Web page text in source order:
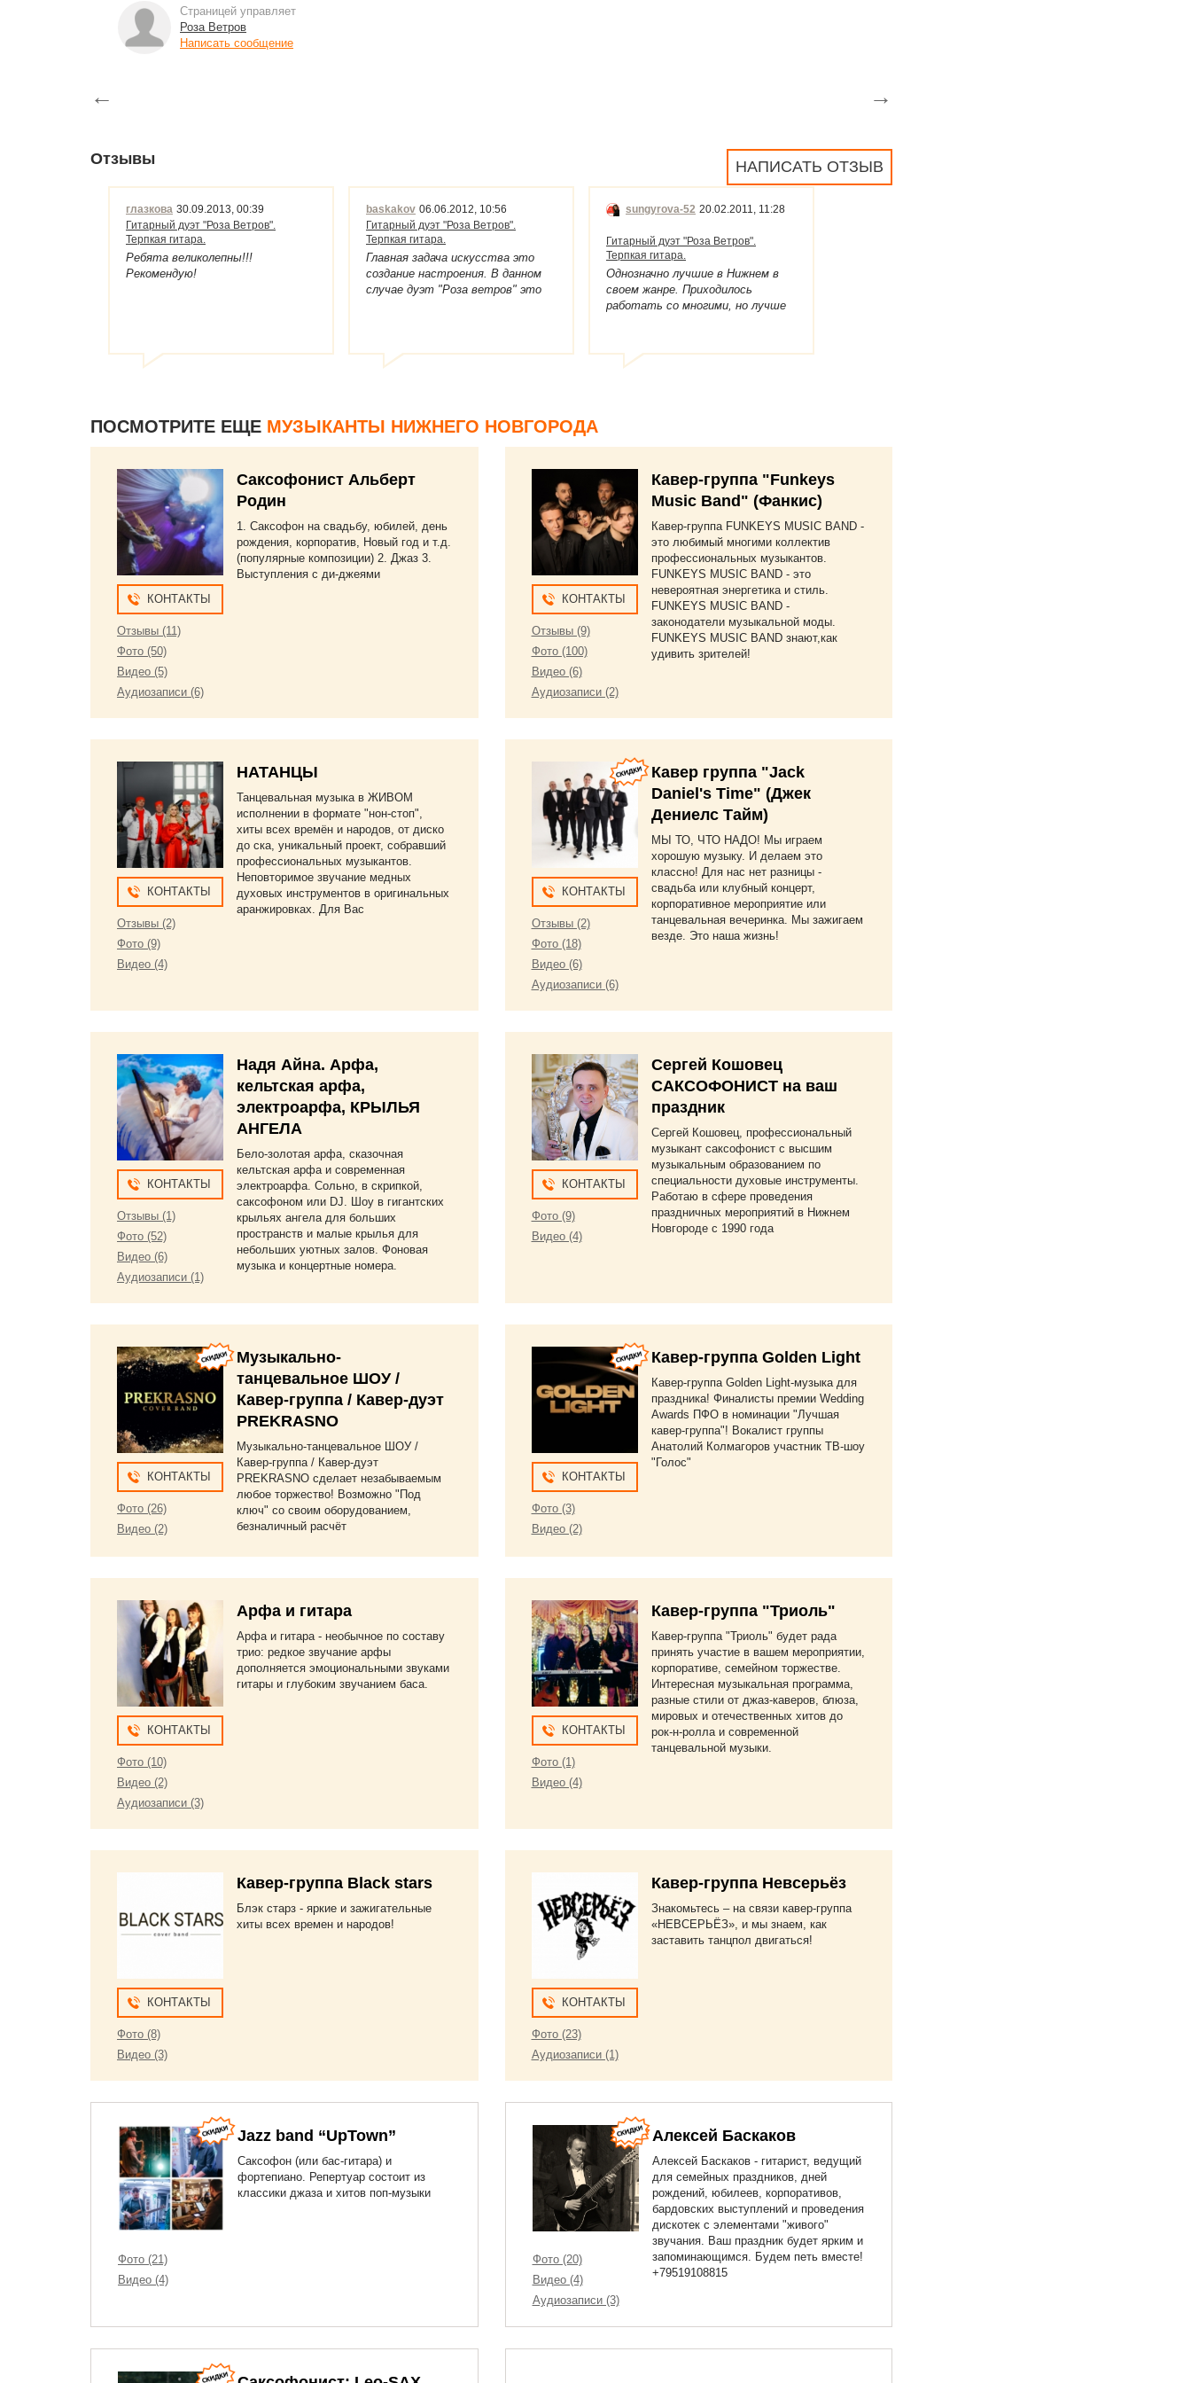
Страницей управляет
Роза Ветров
Написать сообщение
← →
НАПИСАТЬ ОТЗЫВ
Отзывы
глазкова 30.09.2013, 00:39
Гитарный дуэт "Роза Ветров".
Терпкая гитара.
Ребята великолепны!!!
Рекомендую!
baskakov 06.06.2012, 10:56
Гитарный дуэт "Роза Ветров".
Терпкая гитара.
Главная задача искусства это
создание настроения. В данном
случае дуэт "Роза ветров" это
результатом будет или светлая
грусть или искромётный вихрь
коллектив с прекрасными
музыкальными традициями!
Друзья, БРАВО!!!
sungyrova-52 20.02.2011, 11:28
Гитарный дуэт "Роза Ветров".
Терпкая гитара.
Однозначно лучшие в Нижнем в
своем жанре. Приходилось
работать со многими, но лучше
ПОСМОТРИТЕ ЕЩЕ МУЗЫКАНТЫ НИЖНЕГО НОВГОРОДА
КОНТАКТЫ
Отзывы (11)
Фото (50)
Видео (5)
Аудиозаписи (6)
Саксофонист Альберт
Родин
1. Саксофон на свадьбу, юбилей, день
рождения, корпоратив, Новый год и т.д.
(популярные композиции) 2. Джаз 3.
Выступления с ди-джеями
КОНТАКТЫ
Отзывы (9)
Фото (100)
Видео (6)
Аудиозаписи (2)
Кавер-группа "Funkeys
Music Band" (Фанкис)
Кавер-группа FUNKEYS MUSIC BAND -
это любимый многими коллектив
профессиональных музыкантов.
FUNKEYS MUSIC BAND - это
невероятная энергетика и стиль.
FUNKEYS MUSIC BAND -
законодатели музыкальной моды.
FUNKEYS MUSIC BAND знают,как
удивить зрителей!
КОНТАКТЫ
Отзывы (2)
Фото (9)
Видео (4)
НАТАНЦЫ
Танцевальная музыка в ЖИВОМ
исполнении в формате "нон-стоп",
хиты всех времён и народов, от диско
до ска, уникальный проект, собравший
профессиональных музыкантов.
Неповторимое звучание медных
духовых инструментов в оригинальных
аранжировках. Для Вас
КОНТАКТЫ
Отзывы (2)
Фото (18)
Видео (6)
Аудиозаписи (6)
Кавер группа "Jack
Daniel's Time" (Джек
Дениелс Тайм)
МЫ ТО, ЧТО НАДО! Мы играем
хорошую музыку. И делаем это
классно! Для нас нет разницы -
свадьба или клубный концерт,
корпоративное мероприятие или
танцевальная вечеринка. Мы зажигаем
везде. Это наша жизнь!
КОНТАКТЫ
Отзывы (1)
Фото (52)
Видео (6)
Аудиозаписи (1)
Надя Айна. Арфа,
кельтская арфа,
электроарфа, КРЫЛЬЯ
АНГЕЛА
Бело-золотая арфа, сказочная
кельтская арфа и современная
электроарфа. Сольно, в скрипкой,
саксофоном или DJ. Шоу в гигантских
крыльях ангела для больших
пространств и малые крылья для
небольших уютных залов. Фоновая
музыка и концертные номера.
КОНТАКТЫ
Фото (9)
Видео (4)
Сергей Кошовец
САКСОФОНИСТ на ваш
праздник
Сергей Кошовец, профессиональный
музыкант саксофонист с высшим
музыкальным образованием по
специальности духовые инструменты.
Работаю в сфере проведения
праздничных мероприятий в Нижнем
Новгороде с 1990 года
КОНТАКТЫ
Фото (26)
Видео (2)
Музыкально-
танцевальное ШОУ /
Кавер-группа / Кавер-дуэт
PREKRASNO
Музыкально-танцевальное ШОУ /
Кавер-группа / Кавер-дуэт
PREKRASNO сделает незабываемым
любое торжество! Возможно "Под
ключ" со своим оборудованием,
безналичный расчёт
КОНТАКТЫ
Фото (3)
Видео (2)
Кавер-группа Golden Light
Кавер-группа Golden Light-музыка для
праздника! Финалисты премии Wedding
Awards ПФО в номинации "Лучшая
кавер-группа"! Вокалист группы
Анатолий Колмагоров участник ТВ-шоу
"Голос"
КОНТАКТЫ
Фото (10)
Видео (2)
Аудиозаписи (3)
Арфа и гитара
Арфа и гитара - необычное по составу
трио: редкое звучание арфы
дополняется эмоциональными звуками
гитары и глубоким звучанием баса.
КОНТАКТЫ
Фото (1)
Видео (4)
Кавер-группа "Триоль"
Кавер-группа "Триоль" будет рада
принять участие в вашем мероприятии,
корпоративе, семейном торжестве.
Интересная музыкальная программа,
разные стили от джаз-каверов, блюза,
мировых и отечественных хитов до
рок-н-ролла и современной
танцевальной музыки.
КОНТАКТЫ
Фото (8)
Видео (3)
Кавер-группа Black stars
Блэк старз - яркие и зажигательные
хиты всех времен и народов!
КОНТАКТЫ
Фото (23)
Аудиозаписи (1)
Кавер-группа Невсерьёз
Знакомьтесь – на связи кавер-группа
«НЕВСЕРЬЁЗ», и мы знаем, как
заставить танцпол двигаться!
Фото (21)
Видео (4)
Jazz band “UpTown”
Саксофон (или бас-гитара) и
фортепиано. Репертуар состоит из
классики джаза и хитов поп-музыки
Фото (20)
Видео (4)
Аудиозаписи (3)
Алексей Баскаков
Алексей Баскаков - гитарист, ведущий
для семейных праздников, дней
рождений, юбилеев, корпоративов,
бардовских выступлений и проведения
дискотек с элементами "живого"
звучания. Ваш праздник будет ярким и
запоминающимся. Будем петь вместе!
+79519108815